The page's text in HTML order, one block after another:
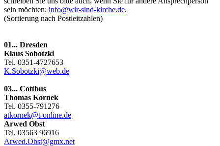
sein möchten: info@wir-sind-kirche.de.
(Sortierung nach Postleitzahlen)
01... Dresden
Klaus Sobotzki
Tel. 0351-4727653
K.Sobotzki@web.de
03... Cottbus
Thomas Kornek
Tel. 0355-791276
atkornek@t-online.de
Arwed Obst
Tel. 03563 96916
Arwed.Obst@gmx.net